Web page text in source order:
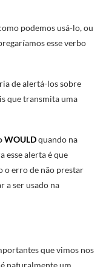
podemos usá-lo, ou
esse verbo
de alertá-los sobre
que transmita uma
WOULDquando na
esse alerta é que
o erro de não prestar
a ser usado na
que vimos nos
é naturalmente um